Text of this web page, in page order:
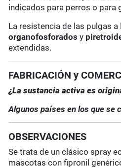
indicados para perros o para
La resistencia de las pulgas
organofosforados y
extendidas.
FABRICACIÓN y
¿La sustancia activa es
Algunos países en los que se
OBSERVACIONES
Se trata de un clásico spray
mascotas con fipronil